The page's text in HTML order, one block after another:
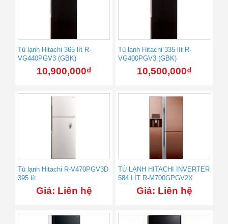
Tủ lạnh Hitachi 365 lít R-
VG440PGV3 (GBK)
10,900,000₫
Tủ lạnh Hitachi 335 lít R-
VG400PGV3 (GBK)
10,500,000₫
Tủ lạnh Hitachi R-V470PGV3D
395 lít
Giá: Liên hệ
TỦ LẠNH HITACHI INVERTER
584 LÍT R-M700GPGV2X
(MBW)Giá: Liên hệ